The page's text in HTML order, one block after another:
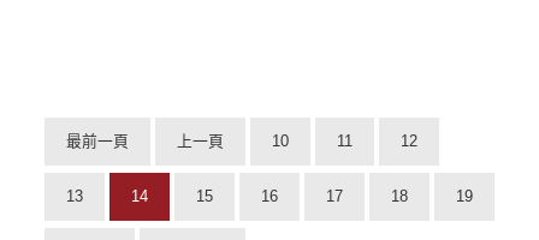
最前一頁 上一頁 10 11 12
13 14 15 16 17 18 19